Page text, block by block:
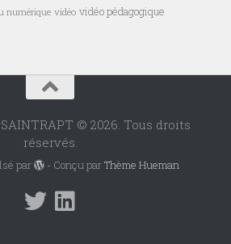
numérique vidéo vidéo pédagogique
© 2026. Tous droits
réservés.
par - Conçu parThème Hueman